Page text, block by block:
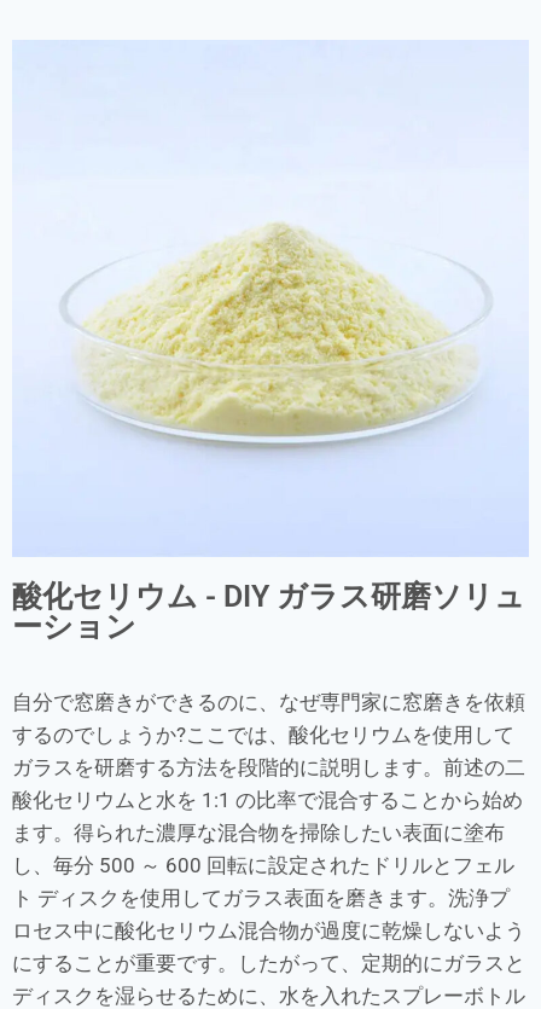
酸化セリウム - DIY ガラス研磨ソリュ
ーション
自分で窓磨きができるのに、なぜ専門家に窓磨きを依頼
するのでしょうか?ここでは、酸化セリウムを使用して
ガラスを研磨する方法を段階的に説明します。前述の二
酸化セリウムと水を 1:1 の比率で混合することから始め
ます。得られた濃厚な混合物を掃除したい表面に塗布
し、毎分 500 ～ 600 回転に設定されたドリルとフェル
ト ディスクを使用してガラス表面を磨きます。洗浄プ
ロセス中に酸化セリウム混合物が過度に乾燥しないよう
にすることが重要です。したがって、定期的にガラスと
ディスクを湿らせるために、水を入れたスプレーボトル